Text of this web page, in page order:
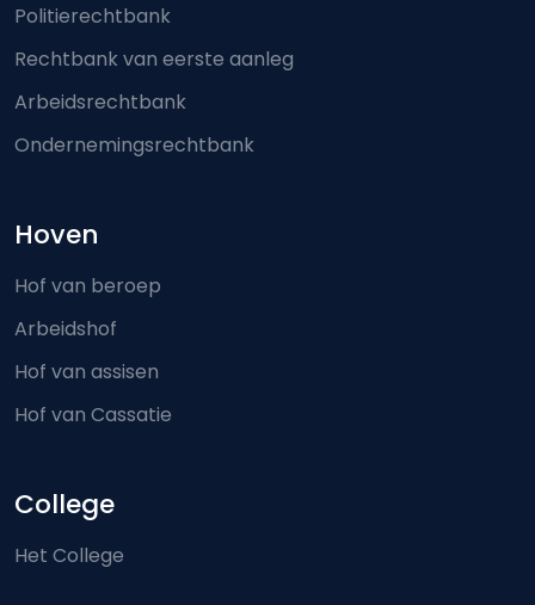
Politierechtbank
Rechtbank van eerste aanleg
Arbeidsrechtbank
Ondernemingsrechtbank
Hoven
Hof van beroep
Arbeidshof
Hof van assisen
Hof van Cassatie
College
Het College